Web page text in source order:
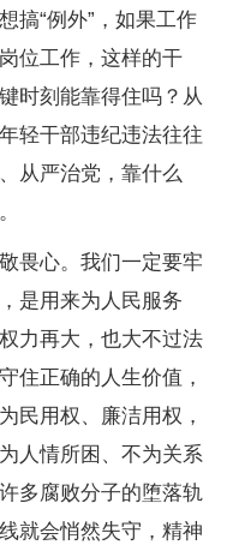
搞“例外”，如果工作
位工作，这样的干
时刻能靠得住吗？从
轻干部违纪违法往往
从严治党，靠什么
心。我们一定要牢
是用来为人民服务
力再大，也大不过法
住正确的人生价值，
民用权、廉洁用权，
人情所困、不为关系
多腐败分子的堕落轨
就会悄然失守，精神